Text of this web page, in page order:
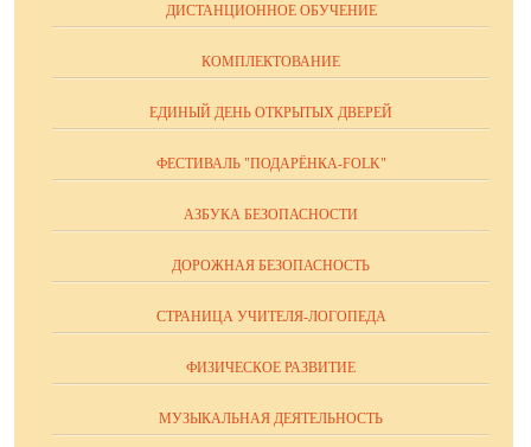
ДИСТАНЦИОННОЕ ОБУЧЕНИЕ
КОМПЛЕКТОВАНИЕ
ЕДИНЫЙ ДЕНЬ ОТКРЫТЫХ ДВЕРЕЙ
ФЕСТИВАЛЬ "ПОДАРЁНКА-FOLK"
АЗБУКА БЕЗОПАСНОСТИ
ДОРОЖНАЯ БЕЗОПАСНОСТЬ
СТРАНИЦА УЧИТЕЛЯ-ЛОГОПЕДА
ФИЗИЧЕСКОЕ РАЗВИТИЕ
МУЗЫКАЛЬНАЯ ДЕЯТЕЛЬНОСТЬ